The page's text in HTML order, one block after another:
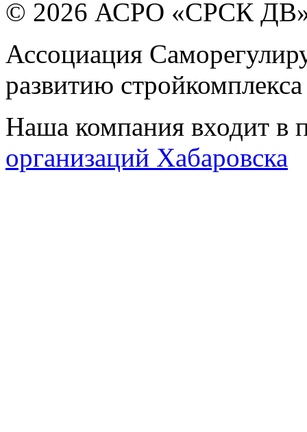
© 2026 АСРО «СРСК
Ассоциация
развитию
Наша компания входит в
организаций Хабаровска